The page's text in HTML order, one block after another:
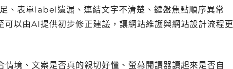
、表單label遺漏、連結文字不清楚、鍵盤焦點順序異常
以由AI提供初步修正建議，讓網站維護與網站設計流程更
境、文案是否真的親切好懂、螢幕閱讀器讀起來是否自